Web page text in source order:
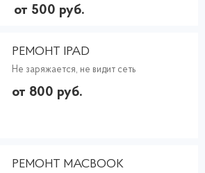
от 500 руб.
РЕМОНТ IPAD
Не заряжается, не видит сеть
от 800 руб.
РЕМОНТ MACBOOK